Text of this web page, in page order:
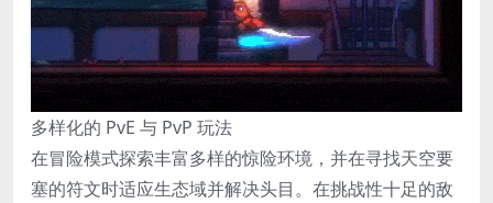
多样化的 PvE 与 PvP 玩法
在冒险模式探索丰富多样的惊险环境，并在寻找天空要
塞的符文时适应生态域并解决头目。在挑战性十足的敌